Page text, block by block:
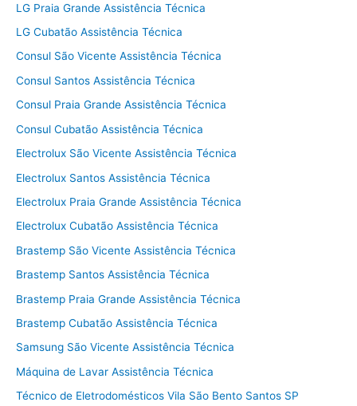
LG Praia Grande Assistência Técnica
LG Cubatão Assistência Técnica
Consul São Vicente Assistência Técnica
Consul Santos Assistência Técnica
Consul Praia Grande Assistência Técnica
Consul Cubatão Assistência Técnica
Electrolux São Vicente Assistência Técnica
Electrolux Santos Assistência Técnica
Electrolux Praia Grande Assistência Técnica
Electrolux Cubatão Assistência Técnica
Brastemp São Vicente Assistência Técnica
Brastemp Santos Assistência Técnica
Brastemp Praia Grande Assistência Técnica
Brastemp Cubatão Assistência Técnica
Samsung São Vicente Assistência Técnica
Máquina de Lavar Assistência Técnica
Técnico de Eletrodomésticos Vila São Bento Santos SP